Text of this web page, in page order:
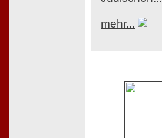
mehr...